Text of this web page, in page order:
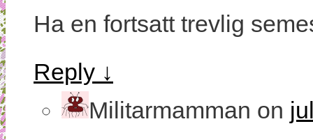
Ha en fortsatt trevlig
Reply ↓
Militarmamman on